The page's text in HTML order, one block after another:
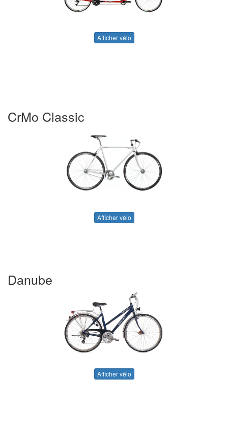
Afficher vélo
CrMo Classic
Afficher vélo
Danube
Afficher vélo